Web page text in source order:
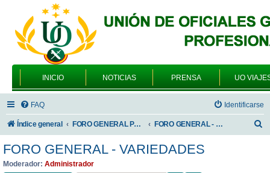
INICIO NOTICIAS PRENSA UO
FAQ Identificarse
Índice general FORO GENERAL PARA TODOS LOS USUARIOS FORO GENERAL - VARIEDADES
FORO GENERAL - VARIEDADES
Moderador: Administrador